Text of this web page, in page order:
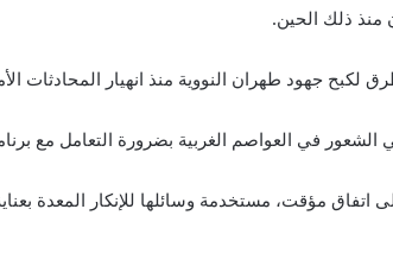
منذ ذلك الحين.
جهود طهران النووية منذ انهيار المحادثات
في العواصم الغربية بضرورة التعامل مع
اتفاق مؤقت، مستخدمة وسائلها للإنكار المعدة